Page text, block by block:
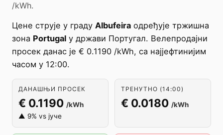
/kWh.
Цене струје у граду Albufeira одређује тржишна
зона Portugal у држави Португал. Велепродајни
просек данас је € 0.1190 /kWh, са најјефтинијим
часом у 12:00.
ДАНАШЊИ ПРОСЕК
€ 0.1190 /kWh
▲ 9% vs јуче
ТРЕНУТНО (14:00)
€ 0.0180 /kWh